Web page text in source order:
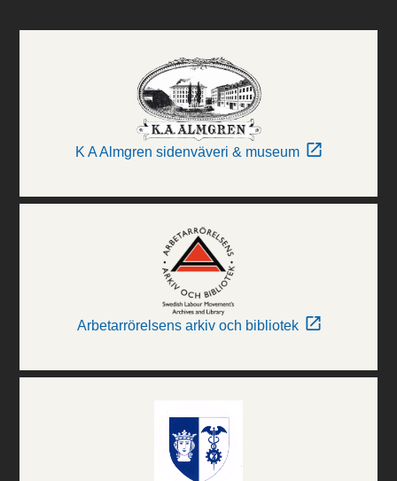
K A Almgren sidenväveri & museum
Arbetarrörelsens arkiv och bibliotek